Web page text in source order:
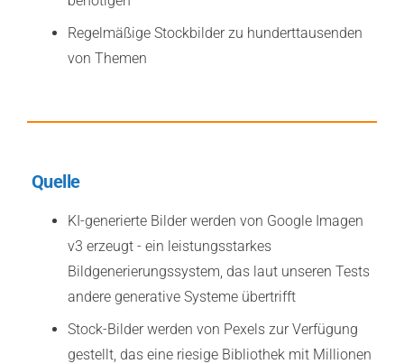
Regelmäßige Stockbilder zu hunderttausenden
von Themen
Quelle
KI-generierte Bilder werden von Google Imagen
v3 erzeugt - ein leistungsstarkes
Bildgenerierungssystem, das laut unseren Tests
andere generative Systeme übertrifft
Stock-Bilder werden von Pexels zur Verfügung
gestellt, das eine riesige Bibliothek mit Millionen